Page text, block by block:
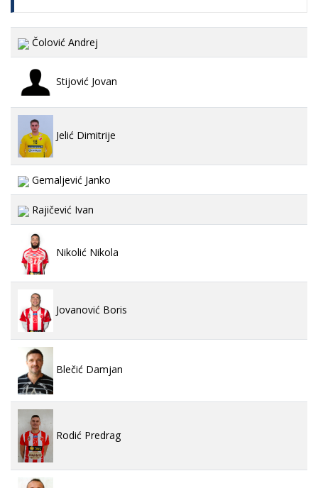
Čolović Andrej
Stijović Jovan
Jelić Dimitrije
Gemaljević Janko
Rajičević Ivan
Nikolić Nikola
Jovanović Boris
Blečić Damjan
Rodić Predrag